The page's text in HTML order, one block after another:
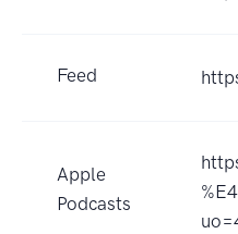
Feed
Apple
Podcasts